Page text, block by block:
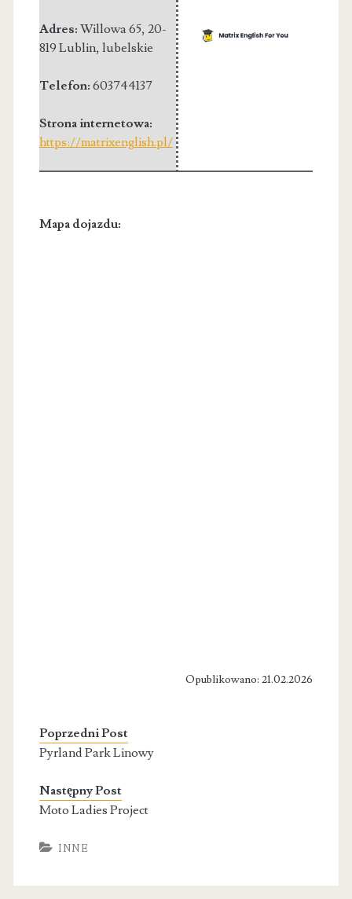
Adres: Willowa 65, 20-
819 Lublin, lubelskie
Telefon: 603744137
Strona internetowa:
https://matrixenglish.pl/
Mapa dojazdu:
Opublikowano: 21.02.2026
Poprzedni Post
Pyrland Park Linowy
Następny Post
Moto Ladies Project
INNE